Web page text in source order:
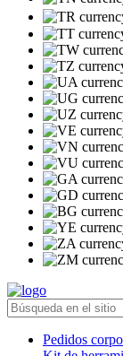
Pedidos